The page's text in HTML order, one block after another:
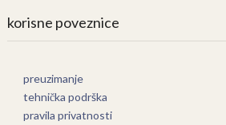
korisne poveznice
preuzimanje
tehnička podrška
pravila privatnosti